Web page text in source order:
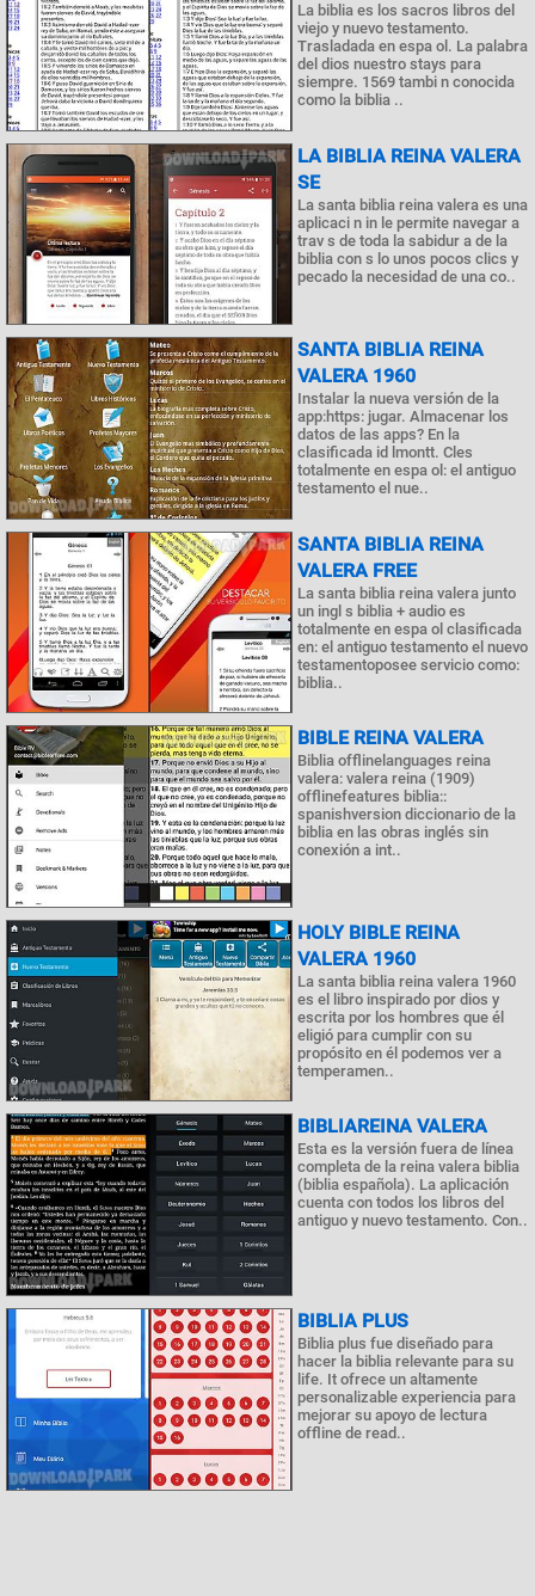
La biblia es los sacros libros del
viejo y nuevo testamento.
Trasladada en espa ol. La palabra
del dios nuestro stays para
siempre. 1569 tambi n conocida
como la biblia ..
LA BIBLIA REINA VALERA
SE
La santa biblia reina valera es una
aplicaci n in le permite navegar a
trav s de toda la sabidur a de la
biblia con s lo unos pocos clics y
pecado la necesidad de una co..
SANTA BIBLIA REINA
VALERA 1960
Instalar la nueva versión de la
app:https: jugar. Almacenar los
datos de las apps? En la
clasificada id lmontt. Cles
totalmente en espa ol: el antiguo
testamento el nue..
SANTA BIBLIA REINA
VALERA FREE
La santa biblia reina valera junto
un ingl s biblia + audio es
totalmente en espa ol clasificada
en: el antiguo testamento el nuevo
testamentoposee servicio como:
biblia..
BIBLE REINA VALERA
Biblia offlinelanguages ​​reina
valera: valera reina (1909)
offlinefeatures biblia::
spanishversion diccionario de la
biblia en las obras inglés sin
conexión a int..
HOLY BIBLE REINA
VALERA 1960
La santa biblia reina valera 1960
es el libro inspirado por dios y
escrita por los hombres que él
eligió para cumplir con su
propósito en él podemos ver a
temperamen..
BIBLIAREINA VALERA
Esta es la versión fuera de línea
completa de la reina valera biblia
(biblia española). La aplicación
cuenta con todos los libros del
antiguo y nuevo testamento. Con..
BIBLIA PLUS
Biblia plus fue diseñado para
hacer la biblia relevante para su
life. It ofrece un altamente
personalizable experiencia para
mejorar su apoyo de lectura
offline de read..